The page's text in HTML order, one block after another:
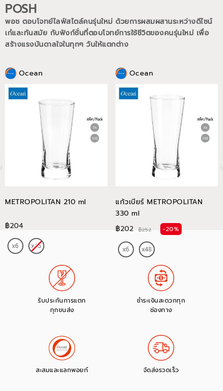
POSH
พอช ตอบโจทย์ไลฟ์สไตล์คนรุ่นใหม่ ด้วยการผสมผสานระหว่างดีไซน์
เก๋และทันสมัย กับฟังก์ชั่นที่ตอบโจทย์การใช้ชีวิตของคนรุ่นใหม่ เพื่อ
สร้างแรงบันดาลใจในทุกๆ วันให้แตกต่าง
Ocean
METROPOLITAN 210 ml
฿204
Ocean
แก้วเบียร์ METROPOLITAN
330 ml
฿202
฿252 -20%
รับประกันการแตก
ทุกขนส่ง
ชำระเงินสะดวกทุก
ช่องทาง
สะสมและแลกพอยท์ จัดส่งรวดเร็ว